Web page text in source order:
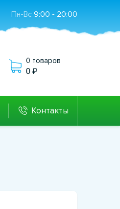
Пн-Вс 9:00 - 20:00
0 товаров
0
Контакты